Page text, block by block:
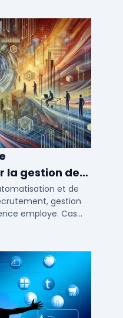
la gestion des
et de
gestion
employe. Cas
en 2026.